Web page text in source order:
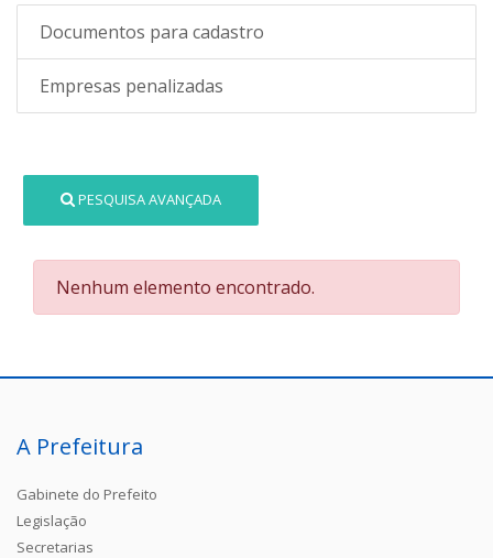
Documentos para cadastro
Empresas penalizadas
PESQUISA AVANÇADA
Nenhum elemento encontrado.
A Prefeitura
Gabinete do Prefeito
Legislação
Secretarias